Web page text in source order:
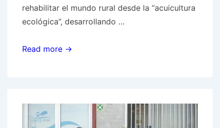
rehabilitar el mundo rural desde la “acuicultura
ecológica”, desarrollando …
Naturix
Read more →